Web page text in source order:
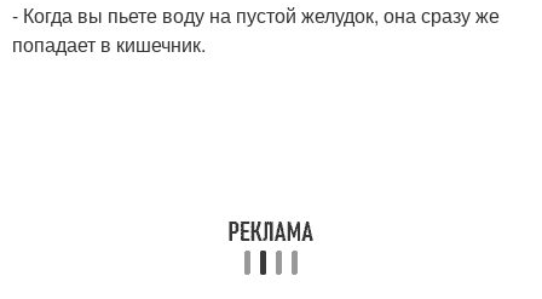
- Когда вы пьете воду на пустой желудок, она сразу же
попадает в кишечник.